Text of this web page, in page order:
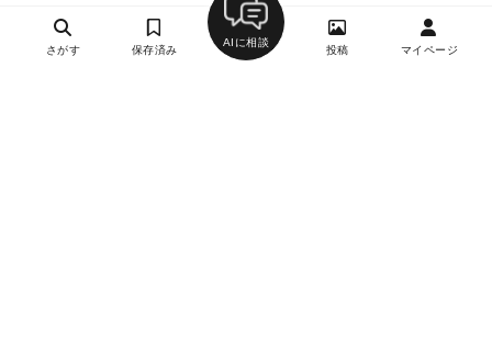
さがす 保存済み
AIに相談
投稿 マイページ